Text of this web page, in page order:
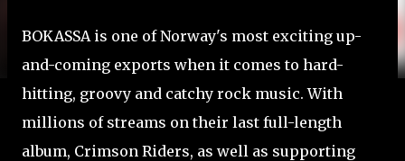
BOKASSA is one of Norway's most exciting up-
and-coming exports when it comes to hard-
hitting, groovy and catchy rock music. With
millions of streams on their last full-length
album, Crimson Riders, as well as supporting